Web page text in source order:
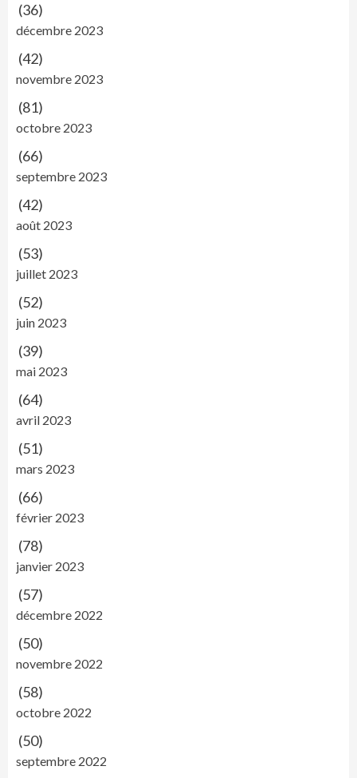
(36)
décembre 2023
(42)
novembre 2023
(81)
octobre 2023
(66)
septembre 2023
(42)
août 2023
(53)
juillet 2023
(52)
juin 2023
(39)
mai 2023
(64)
avril 2023
(51)
mars 2023
(66)
février 2023
(78)
janvier 2023
(57)
décembre 2022
(50)
novembre 2022
(58)
octobre 2022
(50)
septembre 2022